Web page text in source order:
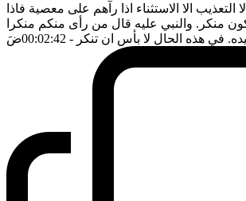
التعذيب الا الاستثناء اذا رآهم على معصية فاذا
منكر. والنبي عليه قال من رأى منكم منكرا
في هذه الحال لا بأس ان تنكر - 00:02:42 ضَ